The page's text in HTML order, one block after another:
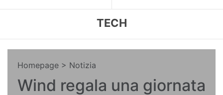
TECH
Homepage > Notizia
Wind regala una giornata